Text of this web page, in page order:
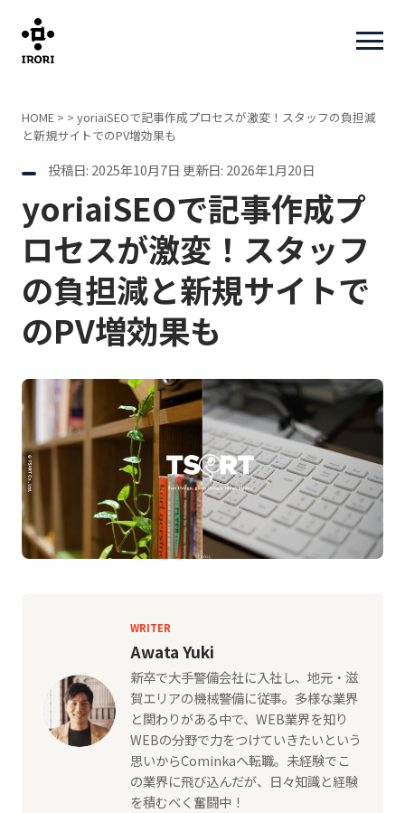
HOME > > yoriaiSEOで記事作成プロセスが激変！スタッフの負担減
と新規サイトでのPV増効果も
投稿日: 2025年10月7日 更新日: 2026年1月20日
yoriaiSEOで記事作成プ
ロセスが激変！スタッフ
の負担減と新規サイトで
のPV増効果も
WRITER
Awata Yuki
新卒で大手警備会社に入社し、地元・滋
賀エリアの機械警備に従事。多様な業界
と関わりがある中で、WEB業界を知り
WEBの分野で力をつけていきたいという
思いからCominkaへ転職。未経験でこ
の業界に飛び込んだが、日々知識と経験
を積むべく奮闘中！